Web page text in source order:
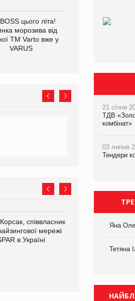
цього літа!
морозива від
ТМ Varto вже у
VARUS
EVA.UA
кампанію «Хто
асортимент,
співвласник
мережі
в Україні
Олексій
Файно маркет
21 січня
ТДВ
комбінат»
03 липня
Тендери
Яна
Тетяна